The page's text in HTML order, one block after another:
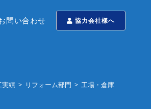
協力会社様へ
問い合わせ
実績 > リフォーム部門 > 工場・倉庫